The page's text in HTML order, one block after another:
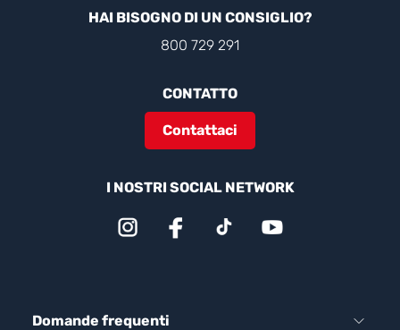
HAI BISOGNO DI UN CONSIGLIO?
800 729 291
CONTATTO
Contattaci
I NOSTRI SOCIAL NETWORK
Domande frequenti